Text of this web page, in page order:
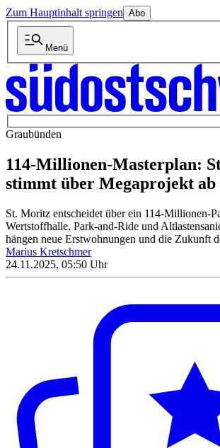
Zum Hauptinhalt springen Abo
Menü
Graubünden
114-Millionen-Masterplan:
stimmt über Megaprojekt ab
St. Moritz entscheidet über ein 114-Millionen-
Wertstoffhalle, Park-and-Ride und
hängen neue Erstwohnungen und die Zukunft
Marius Kretschmer
24.11.2025, 05:50 Uhr